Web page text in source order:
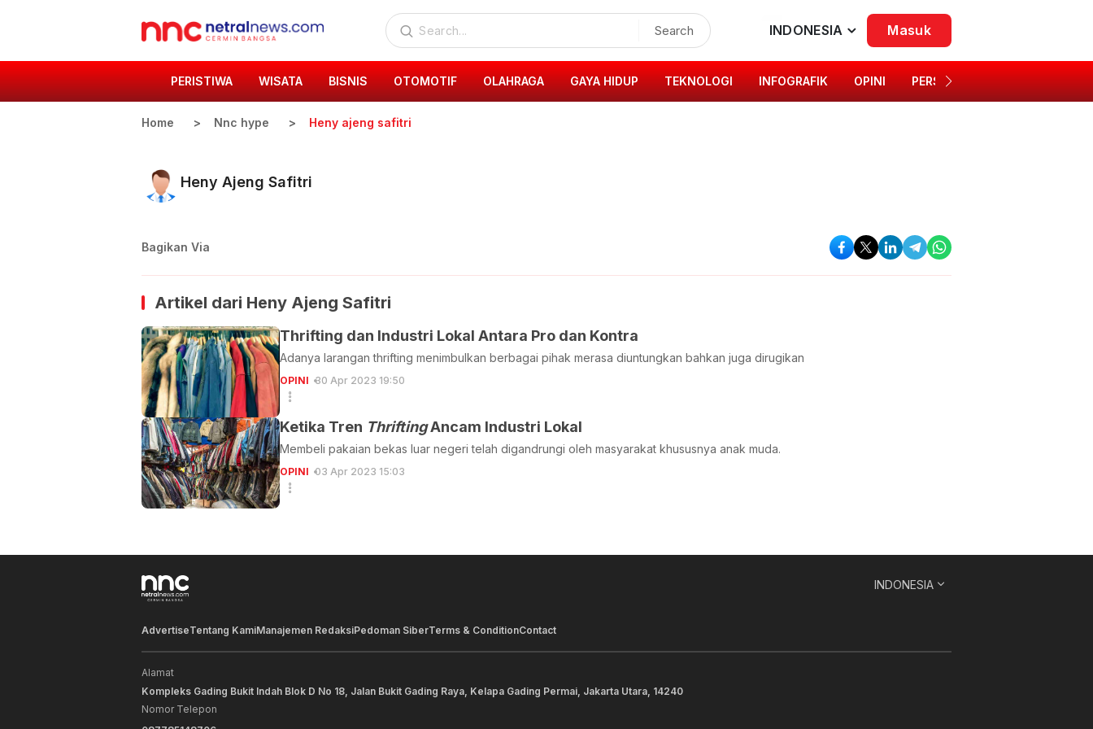
Search INDONESIA Masuk
PERISTIWA WISATA BISNIS OTOMOTIF OLAHRAGA GAYA HIDUP TEKNOLOGI INFOGRAFIK OPINI PERSONA
Home Nnc hype Heny ajeng safitri
Heny Ajeng Safitri
Bagikan Via
Artikel dari Heny Ajeng Safitri
Thrifting dan Industri Lokal Antara Pro dan Kontra
Adanya larangan thrifting menimbulkan berbagai pihak merasa diuntungkan bahkan juga dirugikan
OPINI 30 Apr 2023 19:50
Ketika Tren ThriftingAncam Industri Lokal
Membeli pakaian bekas luar negeri telah digandrungi oleh masyarakat khususnya anak muda.
OPINI 03 Apr 2023 15:03
INDONESIA
AdvertiseTentang KamiManajemen RedaksiPedoman SiberTerms & ConditionContact
Alamat
Kompleks Gading Bukit Indah Blok D No 18, Jalan Bukit Gading Raya, Kelapa Gading Permai, Jakarta Utara, 14240
Nomor Telepon